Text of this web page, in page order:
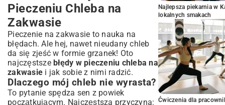
Pieczeniu Chleba na
Zakwasie
Pieczenie na zakwasie to nauka na
błędach. Ale hej, nawet nieudany chleb
da się zjeść w formie grzanek! Oto
najczęstsze błędy w pieczeniu chleba na
zakwasie i jak sobie z nimi radzić.
Dlaczego mój chleb nie wyrasta?
To pytanie spędza sen z powiek
początkującym. Najczęstsza przyczyna:
Najlepsza piekarnia w
lokalnych smakach
Ćwiczenia dla